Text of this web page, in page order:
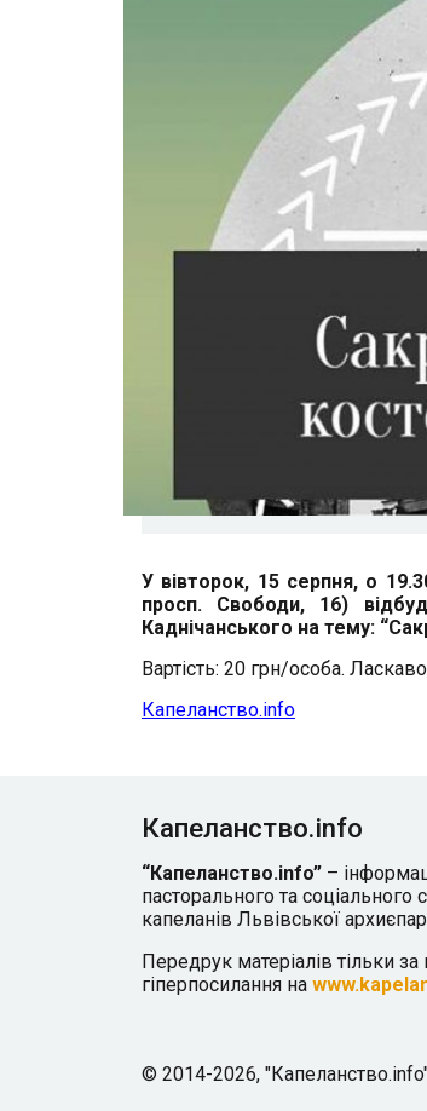
У вівторок, 15 серпня, о
просп. Свободи, 16)
Каднічанського на тему:
Вартість: 20 грн/особа.
Капеланство.info
Капеланство.info
“Капеланство.info” –
пасторального та соціального
капеланів Львівської
Передрук матеріалів тільки за
гіперпосилання на
© 2014-2026,